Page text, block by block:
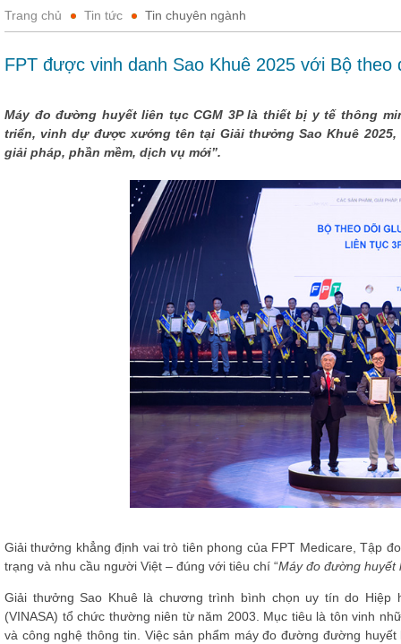
Trang chủ Tin tức Tin chuyên ngành
FPT được vinh danh Sao Khuê 2025 với Bộ theo
Máy đo đường huyết liên tục CGM 3P là thiết bị y tế thông
triển, vinh dự được xướng tên tại Giải thưởng Sao Khuê
giải pháp, phần mềm, dịch vụ mới”.
Giải thưởng khẳng định vai trò tiên phong của FPT Medicare , Tập
trạng và nhu cầu người Việt – đúng với tiêu chí “Máy đo đường huyết
Giải thưởng Sao Khuê là chương trình bình chọn uy tín do Hiệp
(VINASA) tổ chức thường niên từ năm 2003. Mục tiêu là tôn vinh
và công nghệ thông tin. Việc sản phẩm máy đo đường đường